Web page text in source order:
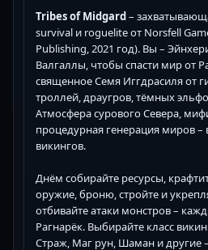
Tribes of Midgard –
survival и roguelite от Norsfell
Publishing, 2021 год). Вы –
Валгаллы, чтобы спасти мир от
священное Семя Иггдрасиля от
троллей, драугров, тёмных
Атмосфера сурового Севера,
процедурная генерация миров –
викингов.
Днём собирайте ресурсы,
оружие, броню, стройте и
отбивайте атаки монстров –
Рагнарёк. Выбирайте класс
Страж, Маг рун, Шаман и другие